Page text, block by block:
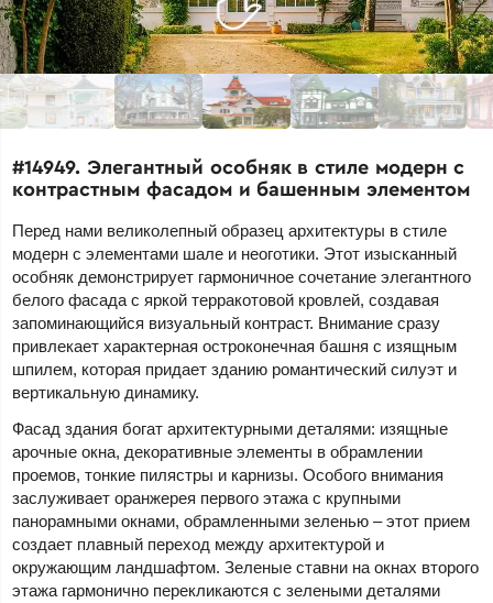
#14949. Элегантный особняк в стиле модерн с
контрастным фасадом и башенным элементом
Перед нами великолепный образец архитектуры в стиле
модерн с элементами шале и неоготики. Этот изысканный
особняк демонстрирует гармоничное сочетание элегантного
белого фасада с яркой терракотовой кровлей, создавая
запоминающийся визуальный контраст. Внимание сразу
привлекает характерная остроконечная башня с изящным
шпилем, которая придает зданию романтический силуэт и
вертикальную динамику.
Фасад здания богат архитектурными деталями: изящные
арочные окна, декоративные элементы в обрамлении
проемов, тонкие пилястры и карнизы. Особого внимания
заслуживает оранжерея первого этажа с крупными
панорамными окнами, обрамленными зеленью – этот прием
создает плавный переход между архитектурой и
окружающим ландшафтом. Зеленые ставни на окнах второго
этажа гармонично перекликаются с зелеными деталями